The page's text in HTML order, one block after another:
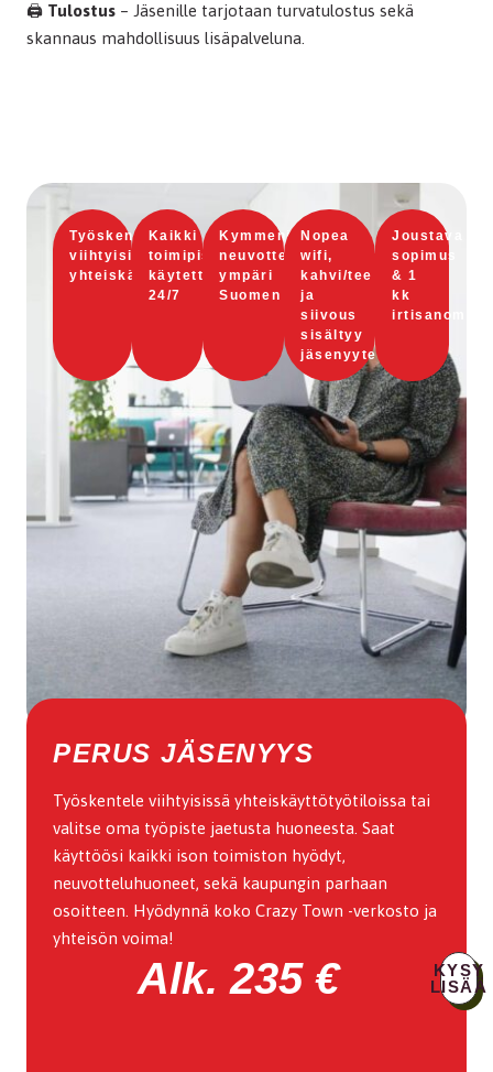
🖨 Tulostus – Jäsenille tarjotaan turvatulostus sekä
skannaus mahdollisuus lisäpalveluna.
Työskentele
viihtyisissä
yhteiskäyttötiloissa
Kaikki
toimipisteet
käytettävissäsi
24/7
Kymmeniä
neuvotteluhuoneita
ympäri
Suomen
Nopea
wifi,
kahvi/tee
ja
siivous
sisältyy
jäsenyyteen
Joustava
sopimus
& 1
kk
PERUS JÄSENYYS
Työskentele viihtyisissä yhteiskäyttötyötiloissa tai
valitse oma työpiste jaetusta huoneesta. Saat
käyttöösi kaikki ison toimiston hyödyt,
neuvotteluhuoneet, sekä kaupungin parhaan
osoitteen. Hyödynnä koko Crazy Town -verkosto ja
yhteisön voima!
Alk. 235 €
KYSY
LISÄÄ